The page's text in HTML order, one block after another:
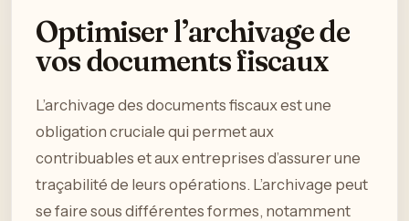
Optimiser l’archivage de
vos documents fiscaux
L’archivage des documents fiscaux est une
obligation cruciale qui permet aux
contribuables et aux entreprises d’assurer une
traçabilité de leurs opérations. L’archivage peut
se faire sous différentes formes, notamment